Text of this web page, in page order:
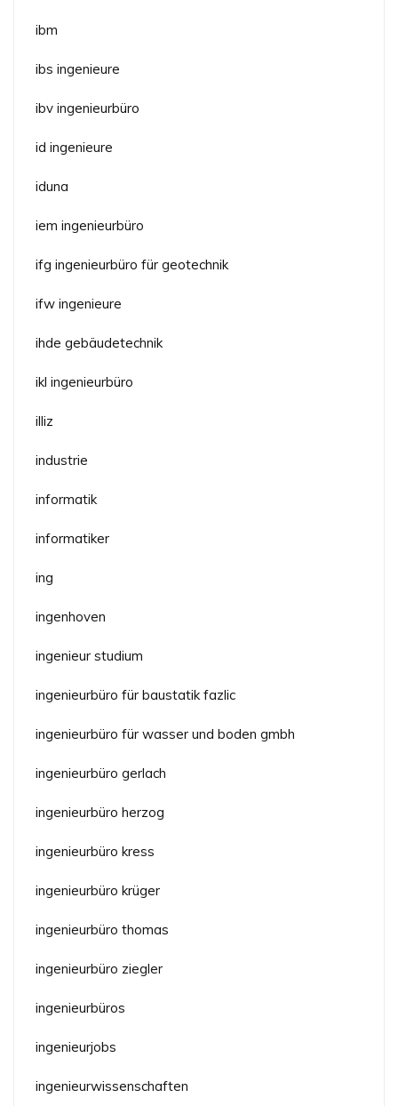
ibm
ibs ingenieure
ibv ingenieurbüro
id ingenieure
iduna
iem ingenieurbüro
ifg ingenieurbüro für geotechnik
ifw ingenieure
ihde gebäudetechnik
ikl ingenieurbüro
illiz
industrie
informatik
informatiker
ing
ingenhoven
ingenieur studium
ingenieurbüro für baustatik fazlic
ingenieurbüro für wasser und boden gmbh
ingenieurbüro gerlach
ingenieurbüro herzog
ingenieurbüro kress
ingenieurbüro krüger
ingenieurbüro thomas
ingenieurbüro ziegler
ingenieurbüros
ingenieurjobs
ingenieurwissenschaften